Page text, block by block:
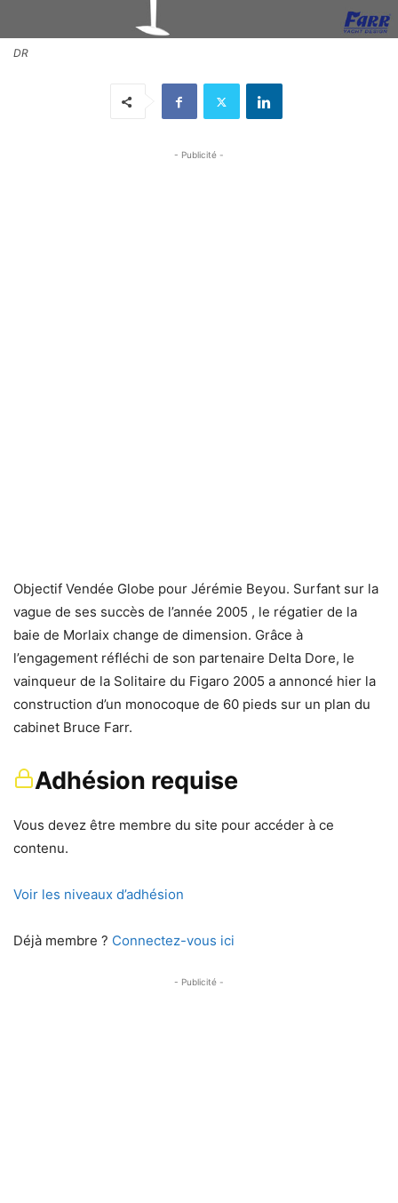
DR
- Publicité -
Objectif Vendée Globe pour Jérémie Beyou. Surfant sur la
vague de ses succès de l’année 2005 , le régatier de la
baie de Morlaix change de dimension. Grâce à
l’engagement réfléchi de son partenaire Delta Dore, le
vainqueur de la Solitaire du Figaro 2005 a annoncé hier la
construction d’un monocoque de 60 pieds sur un plan du
cabinet Bruce Farr.
Adhésion requise
Vous devez être membre du site pour accéder à ce
contenu.
Voir les niveaux d’adhésion
Déjà membre ? Connectez-vous ici
- Publicité -